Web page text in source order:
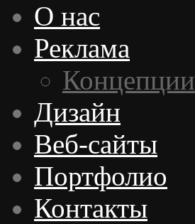
О нас
Реклама
Концепции
Дизайн
Веб-сайты
Портфолио
Контакты